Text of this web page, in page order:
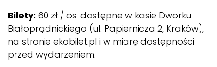
Bilety: 60 zł / os. dostępne w kasie Dworku
Białoprądnickiego (ul. Papiernicza 2, Kraków),
na stronie ekobilet.pl i w miarę dostępności
przed wydarzeniem.